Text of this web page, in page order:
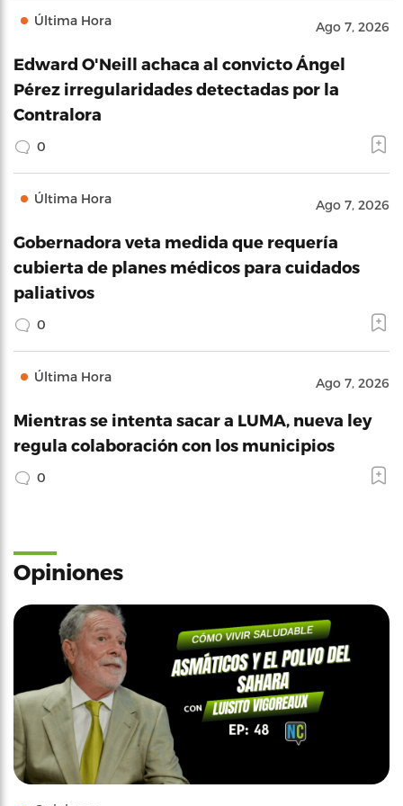
Última Hora Ago 7, 2026
Edward O'Neill achaca al convicto Ángel
Pérez irregularidades detectadas por la
Contralora
0
Última Hora Ago 7, 2026
Gobernadora veta medida que requería
cubierta de planes médicos para cuidados
paliativos
0
Última Hora Ago 7, 2026
Mientras se intenta sacar a LUMA, nueva ley
regula colaboración con los municipios
0
Opiniones